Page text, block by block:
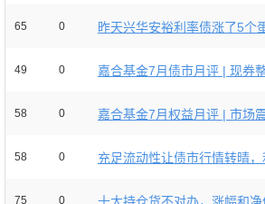
65 0 昨天兴华安裕利率债涨了5个
49 0 嘉合基金7月债市月评 | 现券
58 0 嘉合基金7月权益月评 | 市场
58 0 充足流动性让债市行情转晴
75 0